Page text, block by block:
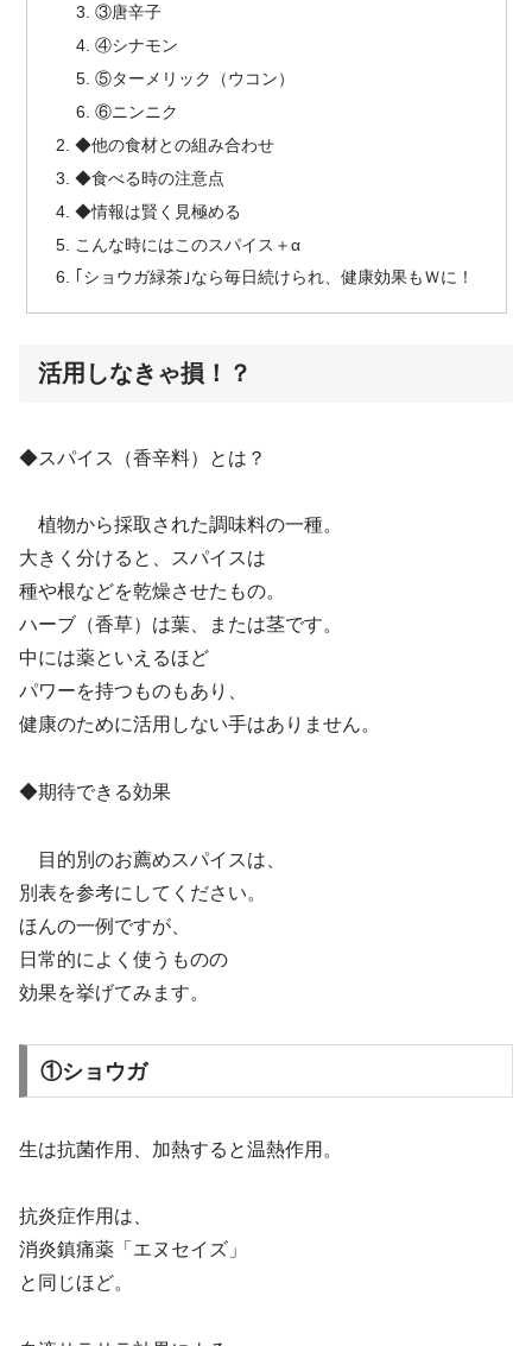
③唐辛子
④シナモン
⑤ターメリック（ウコン）
⑥ニンニク
◆他の食材との組み合わせ
◆食べる時の注意点
◆情報は賢く見極める
こんな時にはこのスパイス＋α
｢ショウガ緑茶｣なら毎日続けられ、健康効果もＷに！
活用しなきゃ損！？
◆スパイス（香辛料）とは？
植物から採取された調味料の一種。
大きく分けると、スパイスは
種や根などを乾燥させたもの。
ハーブ（香草）は葉、または茎です。
中には薬といえるほど
パワーを持つものもあり、
健康のために活用しない手はありません。
◆期待できる効果
目的別のお薦めスパイスは、
別表を参考にしてください。
ほんの一例ですが、
日常的によく使うものの
効果を挙げてみます。
①ショウガ
生は抗菌作用、加熱すると温熱作用。
抗炎症作用は、
消炎鎮痛薬「エヌセイズ」
と同じほど。